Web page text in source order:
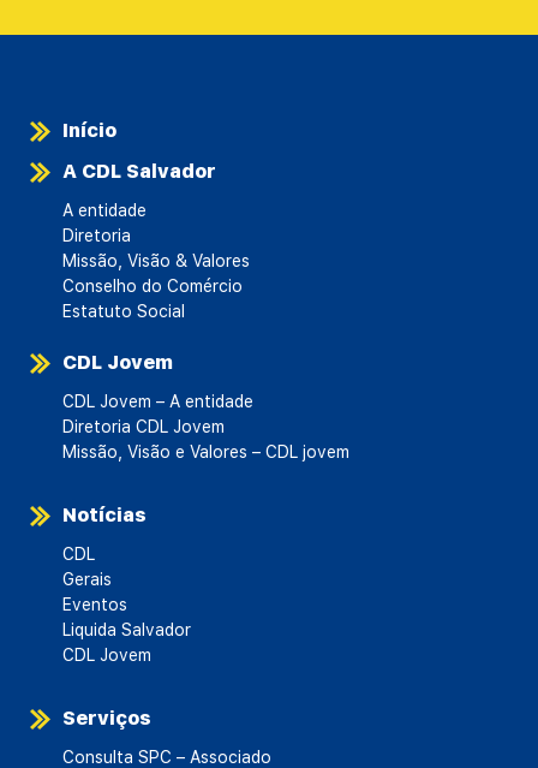
Início
A CDL Salvador
A entidade
Diretoria
Missão, Visão & Valores
Conselho do Comércio
Estatuto Social
CDL Jovem
CDL Jovem – A entidade
Diretoria CDL Jovem
Missão, Visão e Valores – CDL jovem
Notícias
CDL
Gerais
Eventos
Liquida Salvador
CDL Jovem
Serviços
Consulta SPC – Associado